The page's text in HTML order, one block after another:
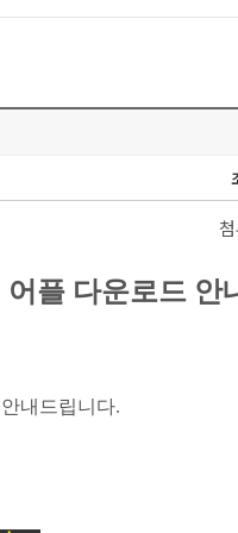
플 다운로드 안
내드립니다.